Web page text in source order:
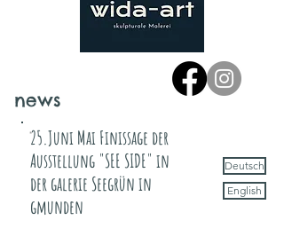
news
25.Juni Mai Finissage der
Ausstellung "SEE SIDE" in
der galerie Seegrün in
gmunden
Deutsch
English